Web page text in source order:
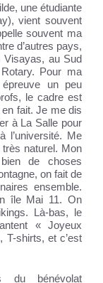
une étudiante
vient souvent
souvent ma
d’autres pays,
Visayas, au Sud
Pour ma
un peu
le cadre est
fait. Je me dis
à La Salle pour
l’université. Me
naturel. Mon
de choses
on fait de
ensemble.
île Mai 11. On
Là-bas, le
« Joyeux
T-shirts, et c’est
du bénévolat